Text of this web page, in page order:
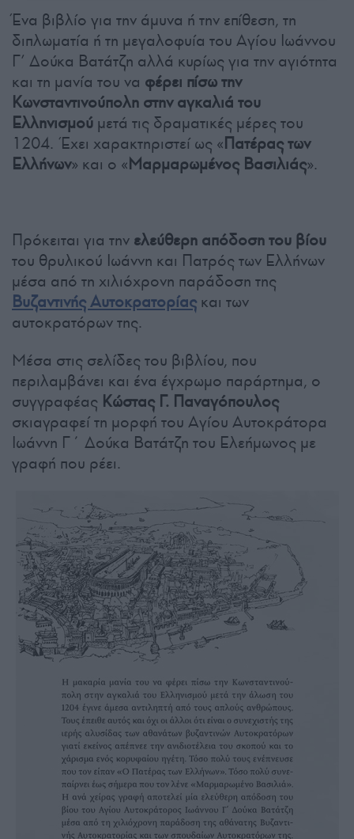
Ένα βιβλίο για την άμυνα ή την επίθεση, τη
διπλωματία ή τη μεγαλοφυία του Αγίου Ιωάννου
Γ’ Δούκα Βατάτζη αλλά κυρίως για την αγιότητα
και τη μανία του να φέρει πίσω την
Κωνσταντινούπολη στην αγκαλιά του
Ελληνισμού μετά τις δραματικές μέρες του
1204. Έχει χαρακτηριστεί ως «Πατέρας των
Ελλήνων» και ο «Μαρμαρωμένος Βασιλιάς».
Πρόκειται για την ελεύθερη απόδοση του βίου
του θρυλικού Ιωάννη και Πατρός των Ελλήνων
μέσα από τη χιλιόχρονη παράδοση της
Βυζαντινής Αυτοκρατορίας και των
αυτοκρατόρων της.
Μέσα στις σελίδες του βιβλίου, που
περιλαμβάνει και ένα έγχρωμο παράρτημα, ο
συγγραφέας Κώστας Γ. Παναγόπουλος
σκιαγραφεί τη μορφή του Αγίου Αυτοκράτορα
Ιωάννη Γ΄ Δούκα Βατάτζη του Ελεήμωνος με
γραφή που ρέει.